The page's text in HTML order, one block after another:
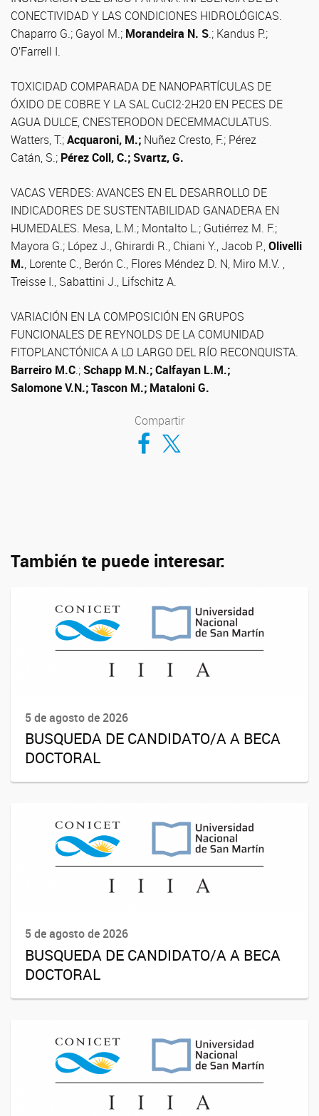
CONECTIVIDAD Y LAS CONDICIONES HIDROLÓGICAS.
Chaparro G.; Gayol M.; Morandeira N. S.; Kandus P.;
O’Farrell I.
TOXICIDAD COMPARADA DE NANOPARTÍCULAS DE
ÓXIDO DE COBRE Y LA SAL CuCl2·2H20 EN PECES DE
AGUA DULCE, CNESTERODON DECEMMACULATUS.
Watters, T.;Acquaroni, M.; Nuñez Cresto, F.; Pérez
Catán, S.; Pérez Coll, C.; Svartz, G.
VACAS VERDES: AVANCES EN EL DESARROLLO DE
INDICADORES DE SUSTENTABILIDAD GANADERA EN
HUMEDALES. Mesa, L.M.; Montalto L.; Gutiérrez M. F.;
Mayora G.; López J., Ghirardi R., Chiani Y., Jacob P.,Olivelli
M., Lorente C., Berón C., Flores Méndez D. N, Miro M.V. ,
Treisse I., Sabattini J., Lifschitz A.
VARIACIÓN EN LA COMPOSICIÓN EN GRUPOS
FUNCIONALES DE REYNOLDS DE LA COMUNIDAD
FITOPLANCTÓNICA A LO LARGO DEL RÍO RECONQUISTA.
Barreiro M.C.; Schapp M.N.; Calfayan L.M.;
Salomone V.N.; Tascon M.; Mataloni G.
Compartir
Compartir en Facebook
Compartir en Twitter
También te puede interesar:
5 de agosto de 2026
BUSQUEDA DE CANDIDATO/A A BECA
DOCTORAL
5 de agosto de 2026
BUSQUEDA DE CANDIDATO/A A BECA
DOCTORAL